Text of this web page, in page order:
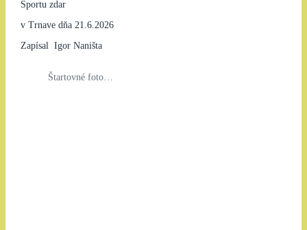
Športu zdar
v Trnave dňa 21.6.2026
Zapísal Igor Naništa
Štartovné foto…